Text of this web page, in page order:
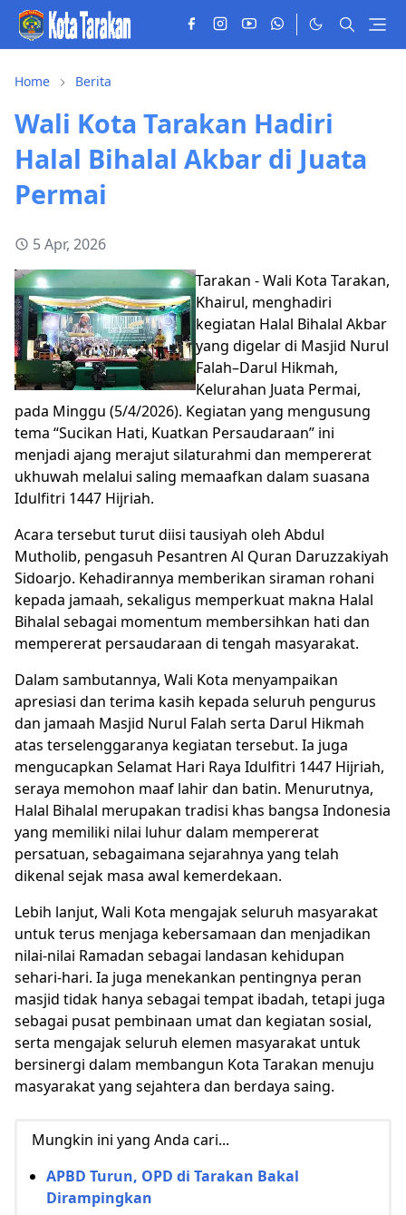
Home Berita
Wali Kota Tarakan Hadiri
Halal Bihalal Akbar di Juata
Permai
5 Apr, 2026
Tarakan - Wali Kota Tarakan,
Khairul, menghadiri
kegiatan Halal Bihalal Akbar
yang digelar di Masjid Nurul
Falah–Darul Hikmah,
Kelurahan Juata Permai,
pada Minggu (5/4/2026). Kegiatan yang mengusung
tema “Sucikan Hati, Kuatkan Persaudaraan” ini
menjadi ajang merajut silaturahmi dan mempererat
ukhuwah melalui saling memaafkan dalam suasana
Idulfitri 1447 Hijriah.
Acara tersebut turut diisi tausiyah oleh Abdul
Mutholib, pengasuh Pesantren Al Quran Daruzzakiyah
Sidoarjo. Kehadirannya memberikan siraman rohani
kepada jamaah, sekaligus memperkuat makna Halal
Bihalal sebagai momentum membersihkan hati dan
mempererat persaudaraan di tengah masyarakat.
Dalam sambutannya, Wali Kota menyampaikan
apresiasi dan terima kasih kepada seluruh pengurus
dan jamaah Masjid Nurul Falah serta Darul Hikmah
atas terselenggaranya kegiatan tersebut. Ia juga
mengucapkan Selamat Hari Raya Idulfitri 1447 Hijriah,
seraya memohon maaf lahir dan batin. Menurutnya,
Halal Bihalal merupakan tradisi khas bangsa Indonesia
yang memiliki nilai luhur dalam mempererat
persatuan, sebagaimana sejarahnya yang telah
dikenal sejak masa awal kemerdekaan.
Lebih lanjut, Wali Kota mengajak seluruh masyarakat
untuk terus menjaga kebersamaan dan menjadikan
nilai-nilai Ramadan sebagai landasan kehidupan
sehari-hari. Ia juga menekankan pentingnya peran
masjid tidak hanya sebagai tempat ibadah, tetapi juga
sebagai pusat pembinaan umat dan kegiatan sosial,
serta mengajak seluruh elemen masyarakat untuk
bersinergi dalam membangun Kota Tarakan menuju
masyarakat yang sejahtera dan berdaya saing.
Mungkin ini yang Anda cari...
APBD Turun, OPD di Tarakan Bakal
Dirampingkan